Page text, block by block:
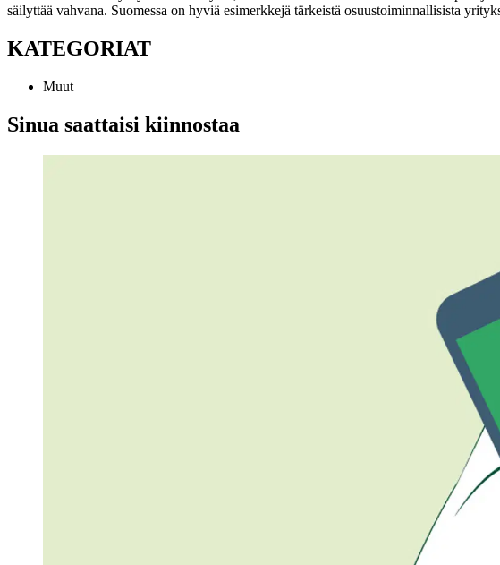
säilyttää vahvana. Suomessa on hyviä esimerkkejä tärkeistä osuustoiminnallisista
KATEGORIAT
Muut
Sinua saattaisi kiinnostaa